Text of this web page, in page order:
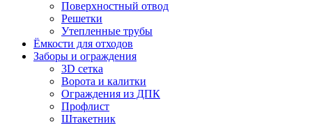
Поверхностный отвод
Решетки
Утепленные трубы
Ёмкости для отходов
Заборы и ограждения
3D сетка
Ворота и калитки
Ограждения из ДПК
Профлист
Штакетник